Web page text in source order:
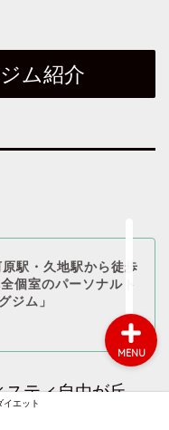
ム紹介
原駅・久地駅から徒歩
個室のパーソナルト
ジム」
スティ自由が丘
イエット
MENU
ホーム